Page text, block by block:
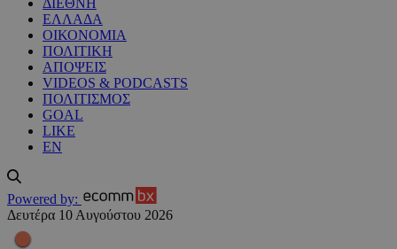
ΔΙΕΘΝΗ
ΕΛΛΑΔΑ
ΟΙΚΟΝΟΜΙΑ
ΠΟΛΙΤΙΚΗ
ΑΠΟΨΕΙΣ
VIDEOS & PODCASTS
ΠΟΛΙΤΙΣΜΟΣ
GOAL
LIKE
EN
Powered by:
Δευτέρα 10 Αυγούστου 2026